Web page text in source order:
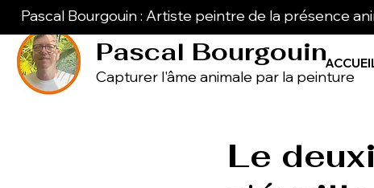
Pascal Bourgouin
Capturer l'âme animale par la peinture
Pascal Bourgouin : Artiste peintre de la présence
Le